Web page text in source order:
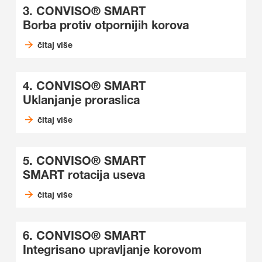
3. CONVISO® SMART
Borba protiv otpornijih korova
čitaj više
4. CONVISO® SMART
Uklanjanje proraslica
čitaj više
5. CONVISO® SMART
SMART rotacija useva
čitaj više
6. CONVISO® SMART
Integrisano upravljanje korovom